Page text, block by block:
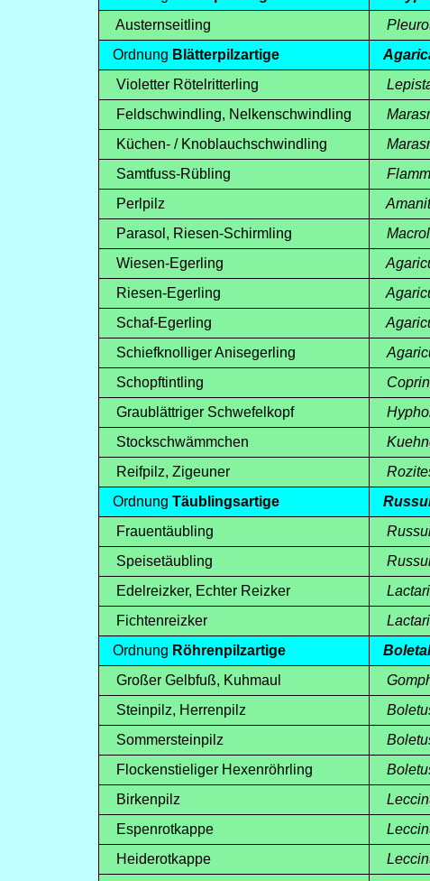
Austernseitling
Ordnung Blätterpilzartige
Violetter Rötelritterling
Feldschwindling, Nelkenschwindling
Küchen- / Knoblauchschwindling
Samtfuss-Rübling
Perlpilz
Parasol, Riesen-Schirmling
Wiesen-Egerling
Riesen-Egerling
Schaf-Egerling
Schiefknolliger Anisegerling
Schopftintling
Graublättriger Schwefelkopf
Stockschwämmchen
Reifpilz, Zigeuner
Ordnung Täublingsartige
Frauentäubling
Speisetäubling
Edelreizker, Echter Reizker
Fichtenreizker
Ordnung Röhrenpilzartige
Großer Gelbfuß, Kuhmaul
Steinpilz, Herrenpilz
Sommersteinpilz
Flockenstieliger Hexenröhrling
Birkenpilz
Espenrotkappe
Heiderotkappe